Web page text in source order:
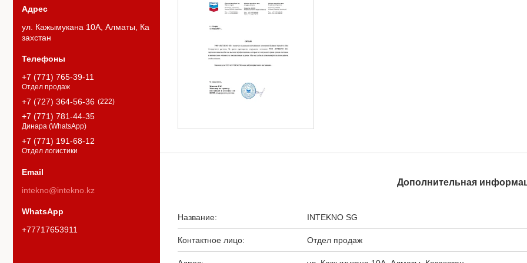
INTEKNO SG
Отдел продаж
ул. Кажымукана 10А, Алматы, Ка
захстан
+7 (771) 765-39-11
Отдел продаж
+7 (727) 364-56-36 222
+7 (771) 781-44-35
Динара (WhatsApp)
+7 (771) 191-68-12
Отдел логистики
intekno@intekno.kz
+77717653911